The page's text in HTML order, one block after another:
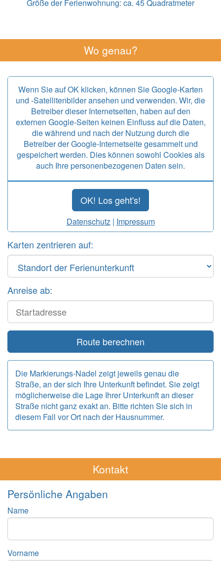
Größe der Ferienwohnung: ca. 45 Quadratmeter
Wo genau?
Wenn Sie auf OK klicken, können Sie Google-Karten
und -Satellitenbilder ansehen und verwenden. Wir, die
Betreiber dieser Internetseiten, haben auf den
externen Google-Seiten keinen Einfluss auf die Daten,
die während und nach der Nutzung durch die
Betreiber der Google-Internetseite gesammelt und
gespeichert werden. Dies können sowohl Cookies als
auch Ihre personenbezogenen Daten sein.
OK! Los geht's!
Datenschutz| Impressum
Karten zentrieren auf:
Anreise ab:
Start
Route berechnen
Die Markierungs-Nadel zeigt jeweils genau die
Straße, an der sich Ihre Unterkunft befindet. Sie zeigt
möglicherweise die Lage Ihrer Unterkunft an dieser
Straße nicht ganz exakt an. Bitte richten Sie sich in
diesem Fall vor Ort nach der Hausnummer.
Kontakt
Persönliche Angaben
Name
Vorname